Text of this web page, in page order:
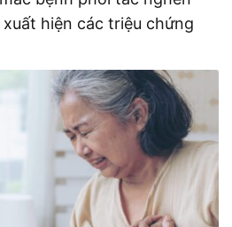
hiện các triệu chứng